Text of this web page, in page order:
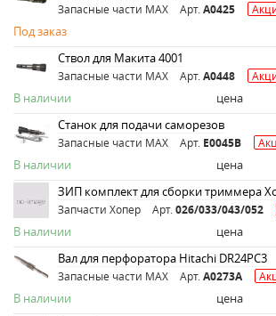
Запасные части MAX Арт. A0425
Под заказ
Ствол для Макита 4001
Запасные части MAX Арт. A0448
В наличии цена
Станок для подачи саморезов
Запасные части MAX Арт. E0045B
В наличии цена
ЗИП комплект для сборки триммера
Запчасти Хопер Арт. 026/033/043/052
В наличии цена
Вал для перфоратора Hitachi DR24PС3
Запасные части MAX Арт. A0273A
В наличии цена